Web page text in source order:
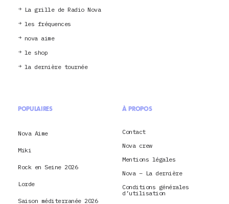
La grille de Radio Nova
les fréquences
nova aime
le shop
la dernière tournée
POPULAIRES
Nova Aime
Miki
Rock en Seine 2026
Lorde
Saison méditerranée 2026
À PROPOS
Contact
Nova crew
Mentions légales
Nova – La dernière
Conditions générales
d’utilisation